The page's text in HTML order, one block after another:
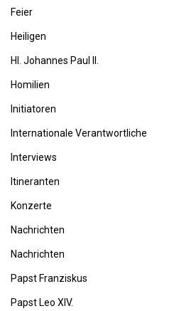
Feier
Heiligen
Hl. Johannes Paul II.
Homilien
Initiatoren
Internationale Verantwortliche
Interviews
Itineranten
Konzerte
Nachrichten
Nachrichten
Papst Franziskus
Papst Leo XIV.